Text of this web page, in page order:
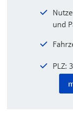
und
PLZ: